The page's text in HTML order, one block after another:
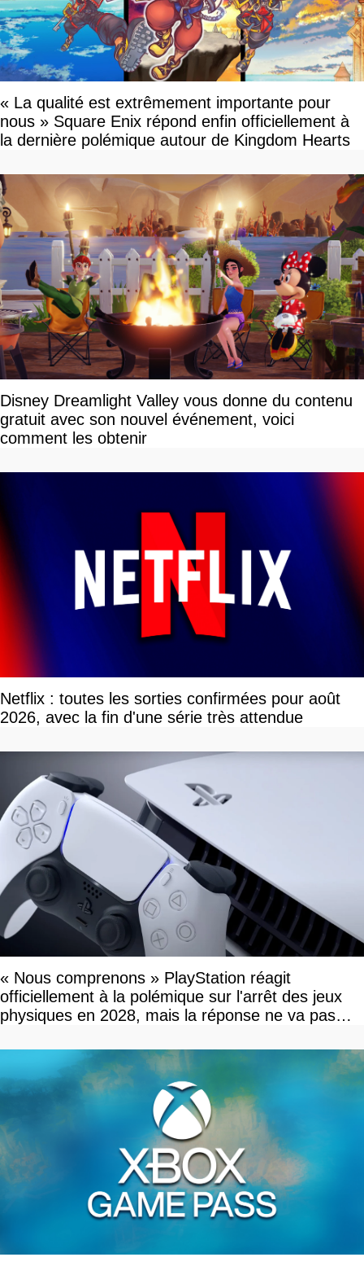
« La qualité est extrêmement importante pour
nous » Square Enix répond enfin officiellement à
la dernière polémique autour de Kingdom Hearts
Disney Dreamlight Valley vous donne du contenu
gratuit avec son nouvel événement, voici
comment les obtenir
Netflix : toutes les sorties confirmées pour août
2026, avec la fin d'une série très attendue
« Nous comprenons » PlayStation réagit
officiellement à la polémique sur l'arrêt des jeux
physiques en 2028, mais la réponse ne va pas